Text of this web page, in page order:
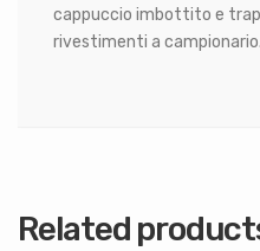
cappuccio imbottito e
rivestimenti a campionario.
Related